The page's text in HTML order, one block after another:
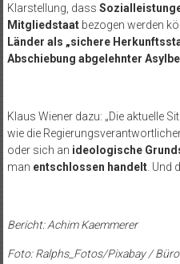
Klarstellung, dass
Mitgliedstaatbezogen werden
Länder als „sichere
Abschiebung abgelehnter
Klaus Wiener dazu: „Die aktuelle
wie die
oder sich an ideologische
man entschlossen handelt. Und
Bericht: Achim Kaemmerer
Foto: Ralphs_Fotos/Pixabay /